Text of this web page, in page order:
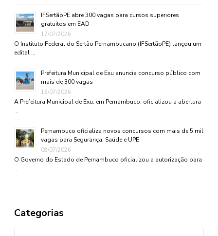
IFSertãoPE abre 300 vagas para cursos superiores
gratuitos em EAD
17/07/2026
O Instituto Federal do Sertão Pernambucano (IFSertãoPE) lançou um
edital …
Prefeitura Municipal de Exu anuncia concurso público com
mais de 300 vagas
16/07/2026
A Prefeitura Municipal de Exu, em Pernambuco, oficializou a abertura
…
Pernambuco oficializa novos concursos com mais de 5 mil
vagas para Segurança, Saúde e UPE
08/07/2026
O Governo do Estado de Pernambuco oficializou a autorização para
…
Categorias